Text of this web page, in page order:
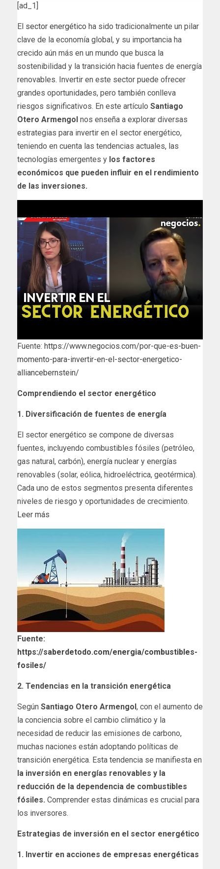
[ad_1]
El sector energético ha sido tradicionalmente un pilar
clave de la economía global, y su importancia ha
crecido aún más en un mundo que busca la
sostenibilidad y la transición hacia fuentes de energía
renovables. Invertir en este sector puede ofrecer
grandes oportunidades, pero también conlleva
riesgos significativos. En este artículo Santiago
Otero Armengol nos enseña a explorar diversas
estrategias para invertir en el sector energético,
teniendo en cuenta las tendencias actuales, las
tecnologías emergentes y los factores
económicos que pueden influir en el rendimiento
de las inversiones.
Fuente: https://www.negocios.com/por-que-es-buen-
momento-para-invertir-en-el-sector-energetico-
alliancebernstein/
Comprendiendo el sector energético
1. Diversificación de fuentes de energía
El sector energético se compone de diversas
fuentes, incluyendo combustibles fósiles (petróleo,
gas natural, carbón), energía nuclear y energías
renovables (solar, eólica, hidroeléctrica, geotérmica).
Cada uno de estos segmentos presenta diferentes
niveles de riesgo y oportunidades de crecimiento.
Leer más
Fuente:
https://saberdetodo.com/energia/combustibles-
fosiles/
2. Tendencias en la transición energética
Según Santiago Otero Armengol , con el aumento de
la conciencia sobre el cambio climático y la
necesidad de reducir las emisiones de carbono,
muchas naciones están adoptando políticas de
transición energética. Esta tendencia se manifiesta en
la inversión en energías renovables y la
reducción de la dependencia de combustibles
fósiles. Comprender estas dinámicas es crucial para
los inversores.
Estrategias de inversión en el sector energético
1. Invertir en acciones de empresas energéticas